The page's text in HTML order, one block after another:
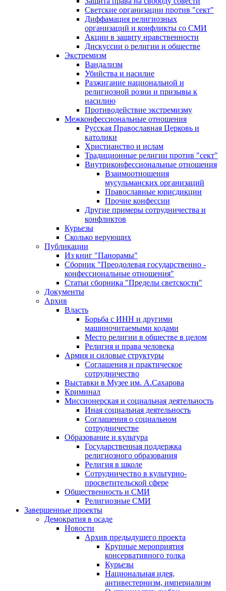
Светские организации против "сект"
Диффамация религиозных
организаций и конфликты со СМИ
Акции в защиту нравственности
Дискуссии о религии и обществе
Экстремизм
Вандализм
Убийства и насилие
Разжигание национальной и
религиозной розни и призывы к
насилию
Противодействие экстремизму
Межконфессиональные отношения
Русская Православная Церковь и
католики
Христианство и ислам
Традиционные религии против "сект"
Внутриконфессиональные отношения
Взаимоотношения
мусульманских организаций
Православные юрисдикции
Прочие конфессии
Другие примеры сотрудничества и
конфликтов
Курьезы
Сколько верующих
Публикации
Из книг "Панорамы"
Сборник "Преодолевая государственно -
конфессиональные отношения"
Статьи сборника "Пределы светскости"
Документы
Архив
Власть
Борьба с ИНН и другими
машиночитаемыми кодами
Место религии в обществе в целом
Религия и права человека
Армия и силовые структуры
Соглашения и практическое
сотрудничество
Выставки в Музее им. А.Сахарова
Криминал
Миссионерская и социальная деятельность
Иная социальная деятельность
Соглашения о социальном
сотрудничестве
Образование и культура
Государственная поддержка
религиозного образования
Религия в школе
Сотрудничество в культурно-
просветительской сфере
Общественность и СМИ
Религиозные СМИ
Завершенные проекты
Демократия в осаде
Новости
Архив предыдущего проекта
Крупные мероприятия
консервативного толка
Курьезы
Национальная идея,
антивестернизм, империализм